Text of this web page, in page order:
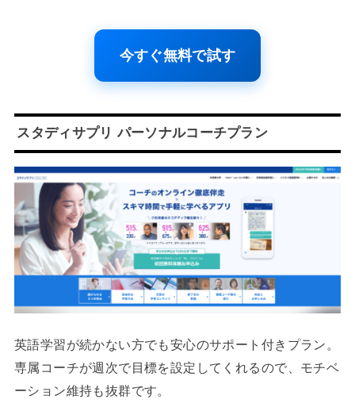
今すぐ無料で試す
スタディサプリ パーソナルコーチプラン
英語学習が続かない方でも安心のサポート付きプラン。
専属コーチが週次で目標を設定してくれるので、モチベ
ーション維持も抜群です。